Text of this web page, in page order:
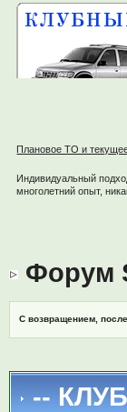
Плановое ТО и
Индивидуальный
многолетний опыт,
Форум
С возвращением,
--